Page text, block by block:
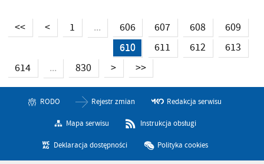
<< < 1 ... 606 607 608
609
610
611 612
613
614
... 830 > >>
RODO Rejestr zmian Redakcja serwisu
Mapa serwisu Instrukcja obsługi
Deklaracja dostępności Polityka cookies